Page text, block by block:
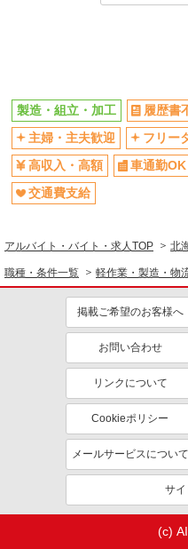
製造・組立・加工 履歴書
主婦・主夫歓迎
フリー
高収入・高額
車通勤OK
交通費支給
アルバイト・バイト・求人TOP 北
職種・条件一覧 軽作業・製造・物
掲載ご希望のお客様へ
お問い合わせ
リンクについて
Cookieポリシー
メールサービスについて
サ
(c)